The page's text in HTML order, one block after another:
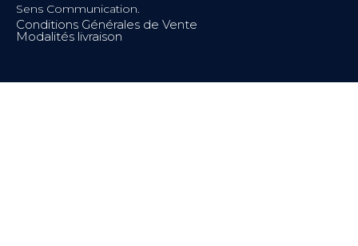
Sens Communication.
Conditions Générales de Vente
Modalités livraison